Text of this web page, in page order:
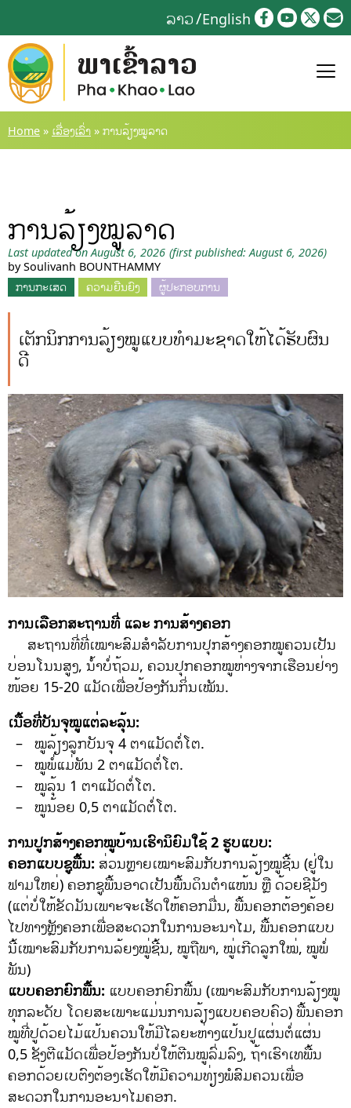
to
content
ລາວ English
Home » ເລື່ອງເລົ່າ » ການລ້ຽງໝູລາດ
ການລ້ຽງໝູລາດ
Last updated on August 6, 2026 (first published: August 6, 2026)
by Soulivanh BOUNTHAMMY
ການກະເສດ
ຄວາມຍືນຍົງ ຜູ້ປະກອບການ
ເຕັກນິກການລ້ຽງໝູແບບທໍາມະຊາດໃຫ້ໄດ້ຮັບຜົນ
ດີ
ການເລືອກສະຖານທີ່ ແລະ ການສ້າງຄອກ
ສະຖານທີ່ທີ່ເໝາະສົມສໍາລັບການປຸກສ້າງຄອກໝູຄວນເປັນ
ບ່ອນໂນນສູງ, ນໍ້າບໍ່ຖ້ວມ, ຄວນປຸກຄອກໝູຫ່າງຈາກເຮືອນຢ່າງ
ໜ້ອຍ 15-20 ແມັດເພື່ອປ້ອງກັນກິ່ນເໝັນ.
ເນື້ອທີ່ບັນຈຸໝູແຕ່ລະລຸ້ນ:
– ໝູລ້ຽງລູກບັນຈຸ 4 ຕາແມັດຕໍ່ໂຕ.
– ໝູພໍ່ແມ່ພັນ 2 ຕາແມັດຕໍ່ໂຕ.
– ໝູລຸ້ນ 1 ຕາແມັດຕໍ່ໂຕ.
– ໝູນ້ອຍ 0,5 ຕາແມັດຕໍ່ໂຕ.
ການປູກສ້າງຄອກໝູບ້ານເຮົານິຍົມໃຊ້ 2 ຮູບແບບ:
ຄອກແບບຊູພື້ນ: ສ່ວນຫຼາຍເໝາະສົມກັບການລ້ຽງໝູຊີ້ນ (ຢູ່ໃນ
ຟາມໃຫຍ່) ຄອກຊູພື້ນອາດເປັນພື້ນດິນຕໍາແໜ້ນ ຫຼື ດ້ວຍຊີມັງ
(ແຕ່ບໍ່ໃຫ້ຂັດມັນເພາະຈະເຮັດໃຫ້ຄອກມື່ນ, ພື້ນຄອກຕ້ອງຄ້ອຍ
ໄປທາງຫຼັງຄອກເພື່ອສະດວກໃນການອະນາໄມ, ພື້ນຄອກແບບ
ນີ້ເໝາະສົມກັບການລ້ຍງໝູ່ຊີ້ນ, ໝູຖືພາ, ໝູ່ເກີດລູກໃໝ່, ໝູພໍ່
ພັນ)
ແບບຄອກຍົກພື້ນ: ແບບຄອກຍົກພື້ນ (ເໝາະສົມກັບການລ້ຽງໝູ
ທຸກລະດັບ ໂດຍສະເພາະແມ່ນການລ້ຽງແບບຄອບຄົວ) ພື້ນຄອກ
ໝູທີ່ປູດ້ວຍໄມ້ແປ້ນຄວນໃຫ້ມີໄລຍະຫ່າງແປ້ນປູແຜ່ນຕໍ່ແຜ່ນ
0,5 ຊັງຕີແມັດເພື່ອປ້ອງກັນບໍ່ໃຫ້ຕີນໝູລົ່ມລົງ, ຖ້າເຮົາເທພື້ນ
ຄອກດ້ວຍເບຕົງຕ້ອງເຮັດໃຫ້ມີຄວາມທ່ຽງພໍສົມຄວນເພື່ອ
ສະດວກໃນການອະນາໄມຄອກ.